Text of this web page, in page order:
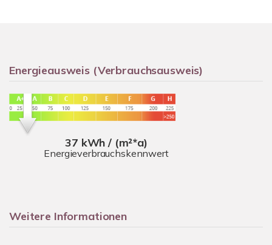
Energieausweis (Verbrauchsausweis)
37 kWh / (m²*a)
Energieverbrauchskennwert
Weitere Informationen